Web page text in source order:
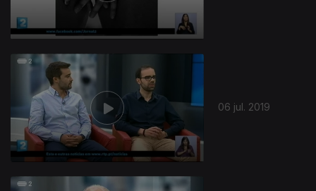
06 jul. 2019
415704